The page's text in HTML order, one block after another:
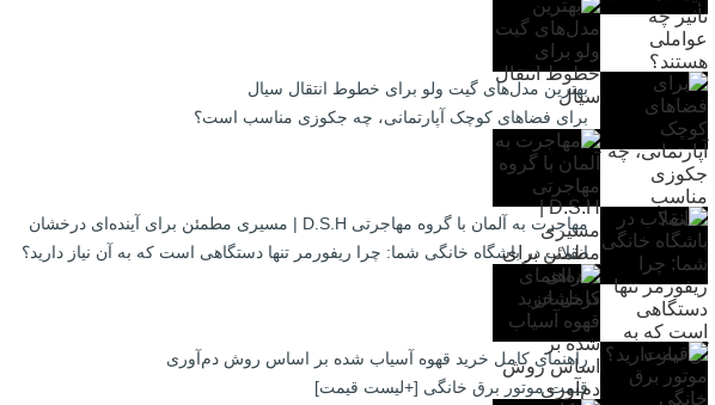
بهترین مدل‌های گیت ولو برای خطوط انتقال سیال
برای فضاهای کوچک آپارتمانی، چه جکوزی مناسب است؟
مهاجرت به آلمان با گروه مهاجرتی D.S.H | مسیری مطمئن برای آینده‌ای درخشان
انقلاب در باشگاه خانگی شما: چرا ریفورمر تنها دستگاهی است که به آن نیاز دارید؟
راهنمای کامل خرید قهوه آسیاب شده بر اساس روش دم‌آوری
قیمت موتور برق خانگی [+لیست قیمت]